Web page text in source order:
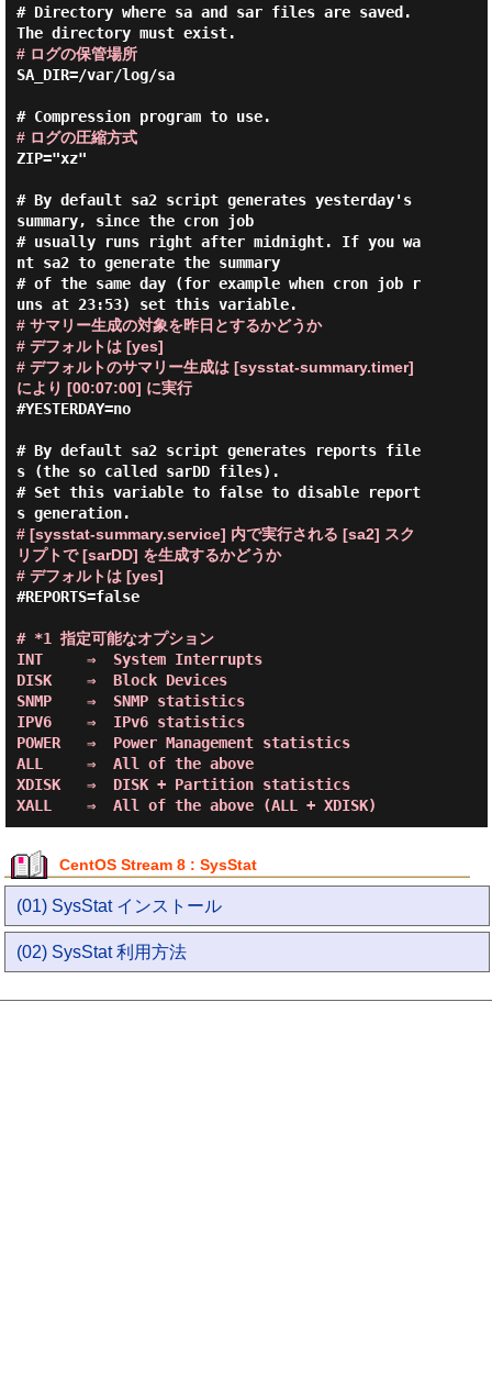
# Directory where sa and sar files are saved.
# ログの保管場所
SA_DIR=/var/log/sa
# ログの圧縮方式
ZIP="xz"
# By default sa2 script generates yesterday's
summary, since the cron job
# usually runs right after midnight. If you wa
nt sa2 to generate the summary
# of the same day (for example when cron job r
# サマリー生成の対象を昨日とするかどうか
# デフォルトは [yes]
# デフォルトのサマリー生成は [sysstat-summary.timer]
により [00:07:00] に実行
#YESTERDAY=no
# By default sa2 script generates reports file
s (the so called sarDD files).
# Set this variable to false to disable report
# [sysstat-summary.service] 内で実行される [sa2] スク
リプトで [sarDD] を生成するかどうか
# デフォルトは [yes]
#REPORTS=false
# *1 指定可能なオプション
INT     ⇒  System Interrupts
DISK    ⇒  Block Devices
SNMP    ⇒  SNMP statistics
IPV6    ⇒  IPv6 statistics
POWER   ⇒  Power Management statistics
ALL     ⇒  All of the above
XDISK   ⇒  DISK + Partition statistics
CentOS Stream 8 : SysStat
(01) SysStat インストール
(02) SysStat 利用方法